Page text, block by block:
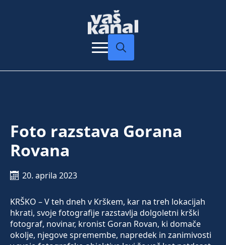
Foto razstava Gorana
Rovana
20. aprila 2023
KRŠKO – V teh dneh v Krškem, kar na treh lokacijah
hkrati, svoje fotografije razstavlja dolgoletni krški
fotograf, novinar, kronist Goran Rovan, ki domače
okolje, njegove spremembe, napredek in zanimivosti